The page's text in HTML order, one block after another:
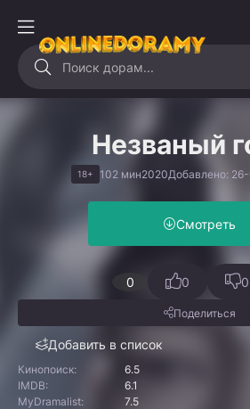
Незваный
18+ 102 мин2020Добавлено:
Смотреть
0
Добавить в список
0 0
Поделиться
Кинопоиск:
6.5
IMDB:
6.1
MyDramalist:
7.5